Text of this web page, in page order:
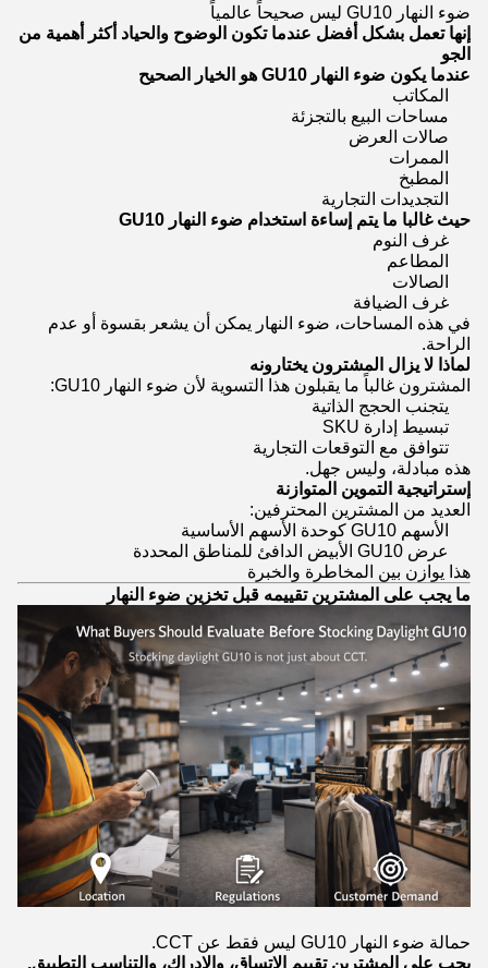
ضوء النهار GU10 ليس صحيحاً عالمياً
إنها تعمل بشكل أفضل عندما تكون الوضوح والحياد أكثر أهمية من
الجو
عندما يكون ضوء النهار GU10 هو الخيار الصحيح
المكاتب
مساحات البيع بالتجزئة
صالات العرض
الممرات
المطبخ
التجديدات التجارية
حيث غالبا ما يتم إساءة استخدام ضوء النهار GU10
غرف النوم
المطاعم
الصالات
غرف الضيافة
في هذه المساحات، ضوء النهار يمكن أن يشعر بقسوة أو عدم
الراحة.
لماذا لا يزال المشترون يختارونه
المشترون غالباً ما يقبلون هذا التسوية لأن ضوء النهار GU10:
يتجنب الحجج الذاتية
تبسيط إدارة SKU
تتوافق مع التوقعات التجارية
هذه مبادلة، وليس جهل.
إستراتيجية التموين المتوازنة
العديد من المشترين المحترفين:
الأسهم GU10 كوحدة الأسهم الأساسية
عرض GU10 الأبيض الدافئ للمناطق المحددة
هذا يوازن بين المخاطرة والخبرة
ما يجب على المشترين تقييمه قبل تخزين ضوء النهار
حمالة ضوء النهار GU10 ليس فقط عن CCT.
يجب على المشترين تقييم الاتساق، والإدراك، والتناسب التطبيق.